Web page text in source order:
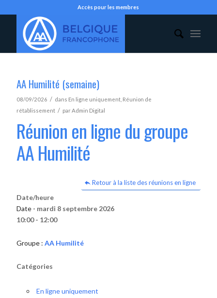
Accès pour les membres
AA Humilité (semaine)
08/09/2026 / dans En ligne uniquement, Réunion de
rétablissement / parAdmin Digital
Réunion en ligne du groupe
AA Humilité
Retour à la liste des réunions en ligne
Date/heure
Date - mardi 8 septembre 2026
10:00 - 12:00
Groupe : AA Humilité
Catégories
En ligne uniquement